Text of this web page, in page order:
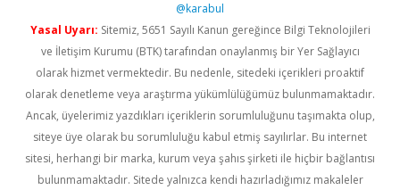
@karabul
Yasal Uyarı: Sitemiz, 5651 Sayılı Kanun gereğince Bilgi Teknolojileri
ve İletişim Kurumu (BTK) tarafından onaylanmış bir Yer Sağlayıcı
olarak hizmet vermektedir. Bu nedenle, sitedeki içerikleri proaktif
olarak denetleme veya araştırma yükümlülüğümüz bulunmamaktadır.
Ancak, üyelerimiz yazdıkları içeriklerin sorumluluğunu taşımakta olup,
siteye üye olarak bu sorumluluğu kabul etmiş sayılırlar. Bu internet
sitesi, herhangi bir marka, kurum veya şahıs şirketi ile hiçbir bağlantısı
bulunmamaktadır. Sitede yalnızca kendi hazırladığımız makaleler